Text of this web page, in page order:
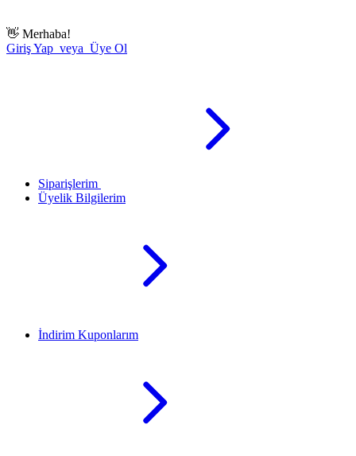
👋 Merhaba!
Giriş Yap veya Üye Ol
Siparişlerim
Üyelik Bilgilerim
İndirim Kuponlarım